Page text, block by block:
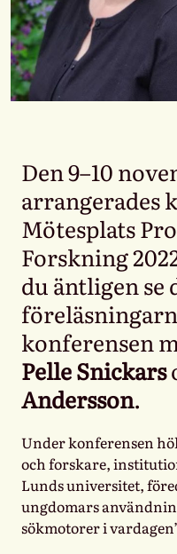
Den 9–10
arrangerades
Mötesplats
Forskning
du äntligen se
konferensen
Pelle Snickars
Andersson.
Under konferensen
och forskare,
Lunds universitet,
ungdomars
sökmotorer i